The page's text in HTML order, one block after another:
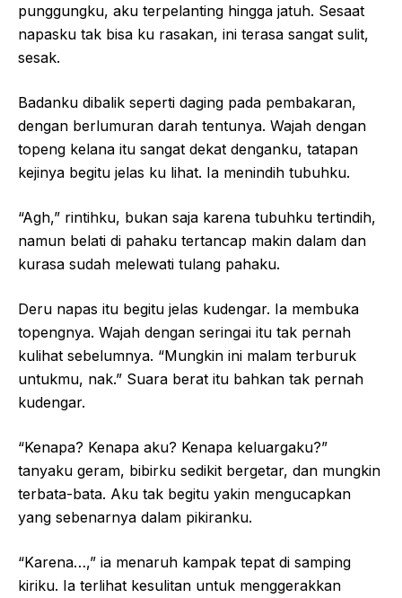
punggungku, aku terpelanting hingga jatuh. Sesaat
napasku tak bisa ku rasakan, ini terasa sangat sulit,
sesak.
Badanku dibalik seperti daging pada pembakaran,
dengan berlumuran darah tentunya. Wajah dengan
topeng kelana itu sangat dekat denganku, tatapan
kejinya begitu jelas ku lihat. Ia menindih tubuhku.
“Agh,” rintihku, bukan saja karena tubuhku tertindih,
namun belati di pahaku tertancap makin dalam dan
kurasa sudah melewati tulang pahaku.
Deru napas itu begitu jelas kudengar. Ia membuka
topengnya. Wajah dengan seringai itu tak pernah
kulihat sebelumnya. “Mungkin ini malam terburuk
untukmu, nak.” Suara berat itu bahkan tak pernah
kudengar.
“Kenapa? Kenapa aku? Kenapa keluargaku?”
tanyaku geram, bibirku sedikit bergetar, dan mungkin
terbata-bata. Aku tak begitu yakin mengucapkan
yang sebenarnya dalam pikiranku.
“Karena…,” ia menaruh kampak tepat di samping
kiriku. Ia terlihat kesulitan untuk menggerakkan